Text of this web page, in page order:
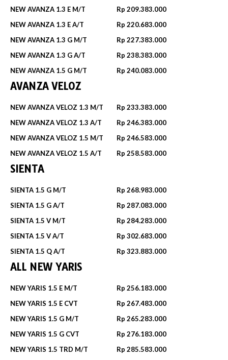
NEW AVANZA 1.3 E M/T
Rp 209.383.000
NEW AVANZA 1.3 E A/T
Rp 220.683.000
NEW AVANZA 1.3 G M/T
Rp 227.383.000
NEW AVANZA 1.3 G A/T
Rp 238.383.000
NEW AVANZA 1.5 G M/T
Rp 240.083.000
AVANZA VELOZ
NEW AVANZA VELOZ 1.3 M/T
Rp 233.383.000
NEW AVANZA VELOZ 1.3 A/T
Rp 246.383.000
NEW AVANZA VELOZ 1.5 M/T
Rp 246.583.000
NEW AVANZA VELOZ 1.5 A/T
Rp 258.583.000
SIENTA
SIENTA 1.5 G M/T
Rp 268.983.000
SIENTA 1.5 G A/T
Rp 287.083.000
SIENTA 1.5 V M/T
Rp 284.283.000
SIENTA 1.5 V A/T
Rp 302.683.000
SIENTA 1.5 Q A/T
Rp 323.883.000
ALL NEW YARIS
NEW YARIS 1.5 E M/T
Rp 256.183.000
NEW YARIS 1.5 E CVT
Rp 267.483.000
NEW YARIS 1.5 G M/T
Rp 265.283.000
NEW YARIS 1.5 G CVT
Rp 276.183.000
NEW YARIS 1.5 TRD M/T
Rp 285.583.000